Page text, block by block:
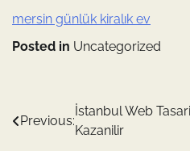
mersin günlük kiralık ev
Posted in Uncategorized
Yazı
Previous:
İstanbul Web
Kazanilir